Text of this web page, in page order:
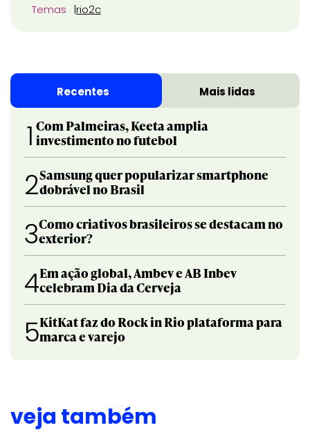
Temas rio2c
Recentes Mais lidas
1 Com Palmeiras, Keeta amplia
investimento no futebol
2Samsung quer popularizar smartphone
dobrável no Brasil
3Como criativos brasileiros se destacam no
exterior?
4Em ação global, Ambev e AB Inbev
celebram Dia da Cerveja
5KitKat faz do Rock in Rio plataforma para
marca e varejo
veja também